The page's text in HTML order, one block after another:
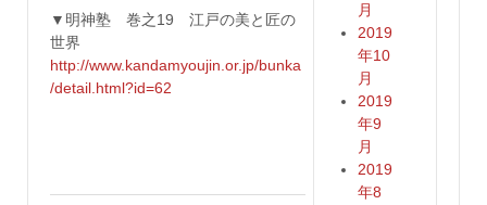
▼明神塾 巻之19 江戸の美と匠の
世界
http://www.kandamyoujin.or.jp/bunka
/detail.html?id=62
月
2019
年10
月
2019
年9
月
2019
年8